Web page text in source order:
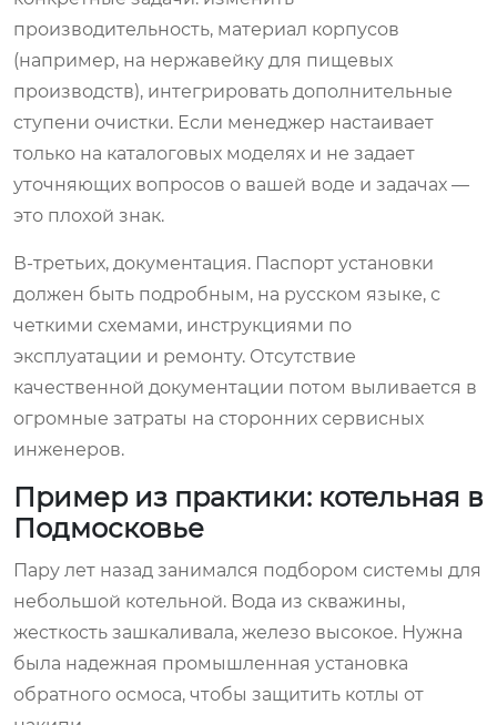
производительность, материал корпусов
(например, на нержавейку для пищевых
производств), интегрировать дополнительные
ступени очистки. Если менеджер настаивает
только на каталоговых моделях и не задает
уточняющих вопросов о вашей воде и задачах —
это плохой знак.
В-третьих, документация. Паспорт установки
должен быть подробным, на русском языке, с
четкими схемами, инструкциями по
эксплуатации и ремонту. Отсутствие
качественной документации потом выливается в
огромные затраты на сторонних сервисных
инженеров.
Пример из практики: котельная в
Подмосковье
Пару лет назад занимался подбором системы для
небольшой котельной. Вода из скважины,
жесткость зашкаливала, железо высокое. Нужна
была надежная промышленная установка
обратного осмоса, чтобы защитить котлы от